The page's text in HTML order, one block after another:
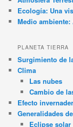
Ecología: Una
Medio ambiente:
PLANETA TIERRA
Surgimiento de
Clima
Las nubes
Cambio de
Efecto
Generalidades
Eclipse solar